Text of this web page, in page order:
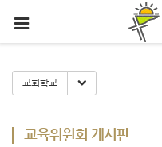
교회학교 Toggle Dropdown
교육위원회 게시판